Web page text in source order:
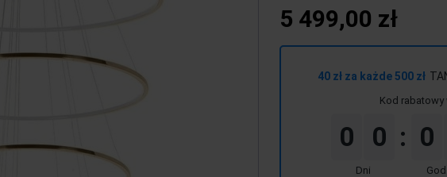
5 499,00 zł
40 zł za każde 500 zł
Kod rabatowy
0 0
Dni
: 0